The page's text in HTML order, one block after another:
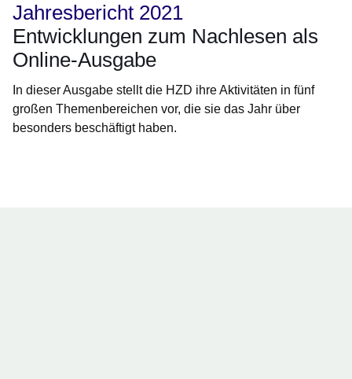
Jahresbericht 2021
Entwicklungen zum Nachlesen als
Online-Ausgabe
In dieser Ausgabe stellt die HZD ihre Aktivitäten in fünf
großen Themenbereichen vor, die sie das Jahr über
besonders beschäftigt haben.